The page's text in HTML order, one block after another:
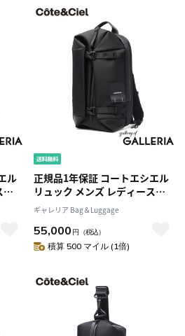
ュ
パ
正規品1年保証 コートエシエル
リュック メンズ レディース
Cote&Ciel バックパック カジュ
アル おしゃれ 通勤 通学 ブラン
ド 軽量 軽い 2層 撥水 PC収納 A4
13.5L 14inch Yukon Sleek
ギャレリア Bag＆Luggage
55,000 円 （税込）
積算 500 マイル (1倍)